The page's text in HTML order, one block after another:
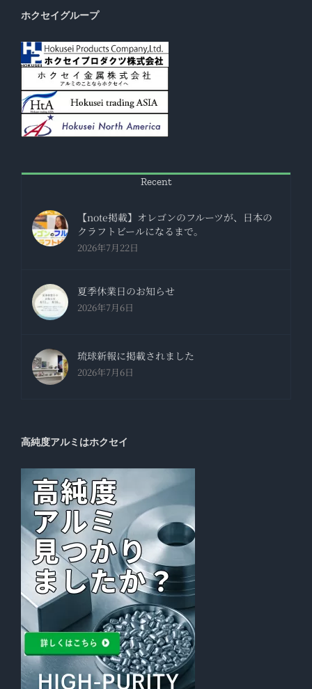
ホクセイグループ
Recent
【note掲載】オレゴンのフルーツが、日本の
クラフトビールになるまで。
2026年7月22日
夏季休業日のお知らせ
2026年7月6日
琉球新報に掲載されました
2026年7月6日
高純度アルミはホクセイ